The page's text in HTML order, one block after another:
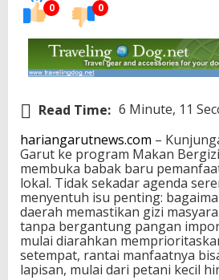
0 0
Read Time: 6 Minute, 11
hariangarutnews.com –
Garut ke program Makan
membuka babak baru
lokal. Tidak sekadar agenda
menyentuh isu penting:
daerah memastikan gizi
tanpa bergantung pangan
mulai diarahkan
setempat, rantai manfaatnya
lapisan, mulai dari petani kecil